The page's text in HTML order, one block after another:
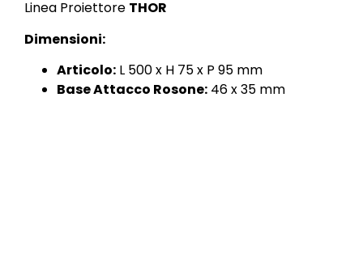
Linea Proiettore THOR
Dimensioni:
Articolo: L 500 x H 75 x P 95 mm
Base Attacco Rosone: 46 x 35 mm